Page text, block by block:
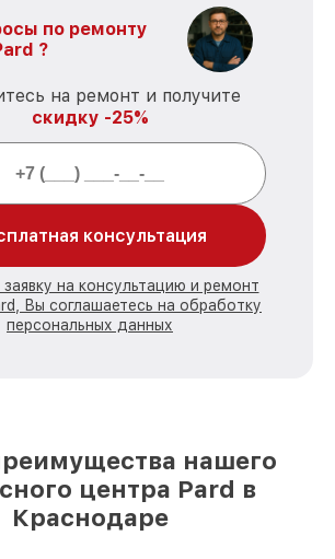
по ремонту
?
на ремонт и получите
скидку -25%
консультация
на консультацию и ремонт
Вы соглашаетесь на обработку
персональных данных
нашего
центра Pard в
Краснодаре